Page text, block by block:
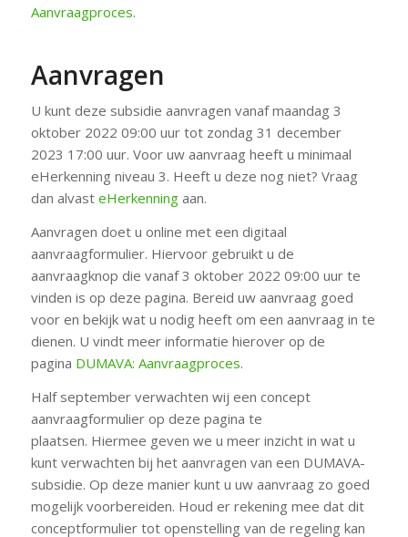
Aanvraagproces.
Aanvragen
U kunt deze subsidie aanvragen vanaf maandag 3
oktober 2022 09:00 uur tot zondag 31 december
2023 17:00 uur. Voor uw aanvraag heeft u minimaal
eHerkenning niveau 3. Heeft u deze nog niet? Vraag
dan alvast eHerkenningaan.
Aanvragen doet u online met een digitaal
aanvraagformulier. Hiervoor gebruikt u de
aanvraagknop die vanaf 3 oktober 2022 09:00 uur te
vinden is op deze pagina. Bereid uw aanvraag goed
voor en bekijk wat u nodig heeft om een aanvraag in te
dienen. U vindt meer informatie hierover op de
pagina DUMAVA: Aanvraagproces.
Half september verwachten wij een concept
aanvraagformulier op deze pagina te
plaatsen. Hiermee geven we u meer inzicht in wat u
kunt verwachten bij het aanvragen van een DUMAVA-
subsidie. Op deze manier kunt u uw aanvraag zo goed
mogelijk voorbereiden. Houd er rekening mee dat dit
conceptformulier tot openstelling van de regeling kan